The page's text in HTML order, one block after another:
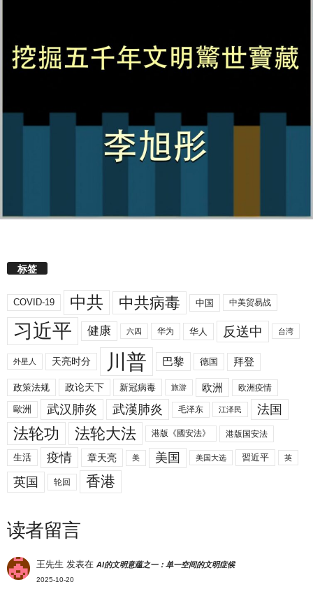
标签
COVID-19 中共 中共病毒 中国 中美贸易战
习近平 健康 六四 华为 华人 反送中 台湾
外星人 天亮时分 川普 巴黎 德国 拜登
政策法规 政论天下 新冠病毒 旅游 欧洲 欧洲疫情
歐洲 武汉肺炎 武漢肺炎 毛泽东 江泽民 法国
法轮功 法轮大法 港版《國安法》 港版国安法
生活 疫情 章天亮 美 美国 美国大选 習近平 英
英国 轮回 香港
读者留言
王先生 发表在AI的文明意蕴之一：单一空间的文明症候
2025-10-20